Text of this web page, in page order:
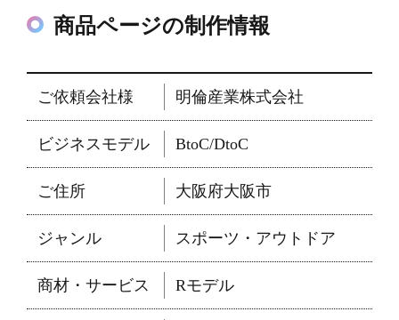
商品ページの制作情報
ご依頼会社様 明倫産業株式会社
ビジネスモデル BtoC/DtoC
ご住所 大阪府大阪市
ジャンル スポーツ・アウトドア
商材・サービス Rモデル